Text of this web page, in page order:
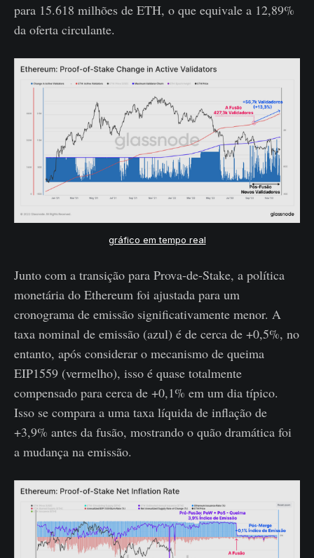
para 15.618 milhões de ETH, o que equivale a 12,89%
da oferta circulante.
gráfico em tempo real
Junto com a transição para Prova-de-Stake, a política
monetária do Ethereum foi ajustada para um
cronograma de emissão significativamente menor. A
taxa nominal de emissão (azul) é de cerca de +0,5%, no
entanto, após considerar o mecanismo de queima
EIP1559 (vermelho), isso é quase totalmente
compensado para cerca de +0,1% em um dia típico.
Isso se compara a uma taxa líquida de inflação de
+3,9% antes da fusão, mostrando o quão dramática foi
a mudança na emissão.